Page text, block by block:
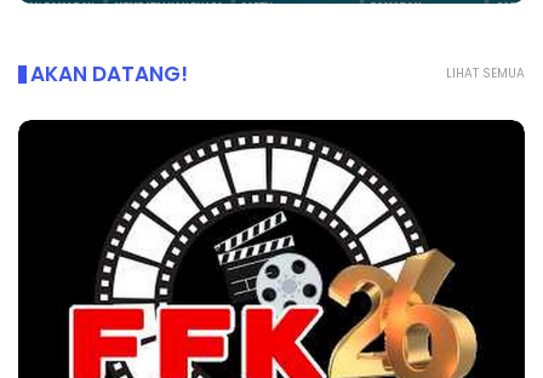
LIHAT SEMUA
AKAN DATANG!